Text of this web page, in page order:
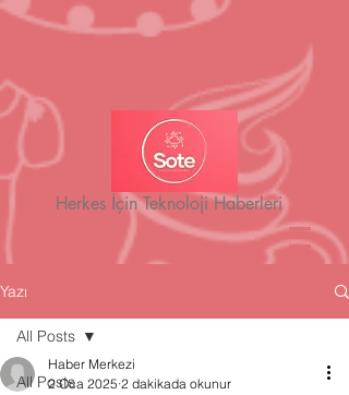
Herkes İçin Teknoloji Haberleri
Yazı
All Posts
All Posts
Haber Merkezi
2 Oca 2025 2 dakikada okunur